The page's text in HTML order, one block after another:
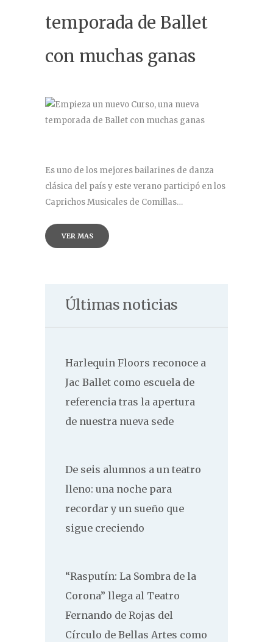
temporada de Ballet
con muchas ganas
Es uno de los mejores bailarines de danza
clásica del país y este verano participó en los
Caprichos Musicales de Comillas…
VER MAS
Últimas noticias
Harlequin Floors reconoce a
Jac Ballet como escuela de
referencia tras la apertura
de nuestra nueva sede
De seis alumnos a un teatro
lleno: una noche para
recordar y un sueño que
sigue creciendo
“Rasputín: La Sombra de la
Corona” llega al Teatro
Fernando de Rojas del
Círculo de Bellas Artes como